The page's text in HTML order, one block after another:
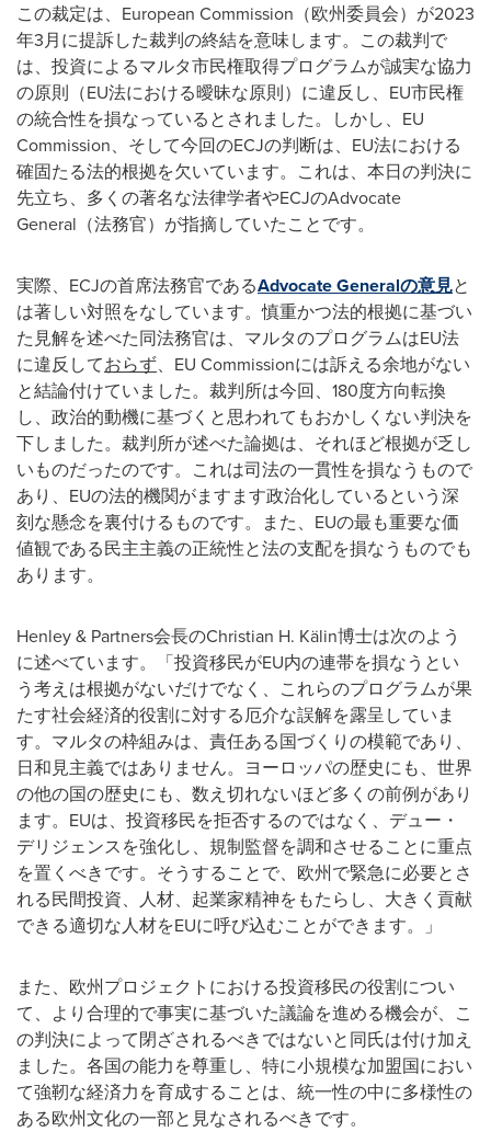
この裁定は、European Commission（欧州委員会）が2023
年3月に提訴した裁判の終結を意味します。この裁判で
は、投資によるマルタ市民権取得プログラムが誠実な協力
の原則（EU法における曖昧な原則）に違反し、EU市民権
の統合性を損なっているとされました。しかし、EU
Commission、そして今回のECJの判断は、EU法における
確固たる法的根拠を欠いています。これは、本日の判決に
先立ち、多くの著名な法律学者やECJのAdvocate
General（法務官）が指摘していたことです。
実際、ECJの首席法務官であるAdvocate Generalの意見と
は著しい対照をなしています。慎重かつ法的根拠に基づい
た見解を述べた同法務官は、マルタのプログラムはEU法
に違反しておらず、EU Commissionには訴える余地がない
と結論付けていました。裁判所は今回、180度方向転換
し、政治的動機に基づくと思われてもおかしくない判決を
下しました。裁判所が述べた論拠は、それほど根拠が乏し
いものだったのです。これは司法の一貫性を損なうもので
あり、EUの法的機関がますます政治化しているという深
刻な懸念を裏付けるものです。また、EUの最も重要な価
値観である民主主義の正統性と法の支配を損なうものでも
あります。
Henley & Partners会長のChristian H. Kälin博士は次のよう
に述べています。「投資移民がEU内の連帯を損なうとい
う考えは根拠がないだけでなく、これらのプログラムが果
たす社会経済的役割に対する厄介な誤解を露呈していま
す。マルタの枠組みは、責任ある国づくりの模範であり、
日和見主義ではありません。ヨーロッパの歴史にも、世界
の他の国の歴史にも、数え切れないほど多くの前例があり
ます。EUは、投資移民を拒否するのではなく、デュー・
デリジェンスを強化し、規制監督を調和させることに重点
を置くべきです。そうすることで、欧州で緊急に必要とさ
れる民間投資、人材、起業家精神をもたらし、大きく貢献
できる適切な人材をEUに呼び込むことができます。」
また、欧州プロジェクトにおける投資移民の役割につい
て、より合理的で事実に基づいた議論を進める機会が、こ
の判決によって閉ざされるべきではないと同氏は付け加え
ました。各国の能力を尊重し、特に小規模な加盟国におい
て強靭な経済力を育成することは、統一性の中に多様性の
ある欧州文化の一部と見なされるべきです。